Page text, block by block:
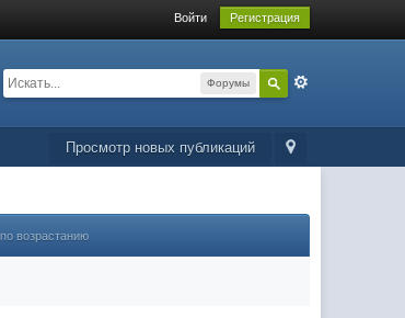
Войти Регистрация
Форумы
Просмотр новых публикаций
по возрастанию